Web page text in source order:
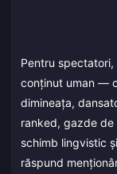
Pentru
conținut uman —
dimineața,
ranked, gazde
schimb lingvistic
răspund